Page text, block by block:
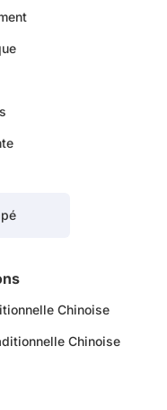
Chinoise
Chinoise